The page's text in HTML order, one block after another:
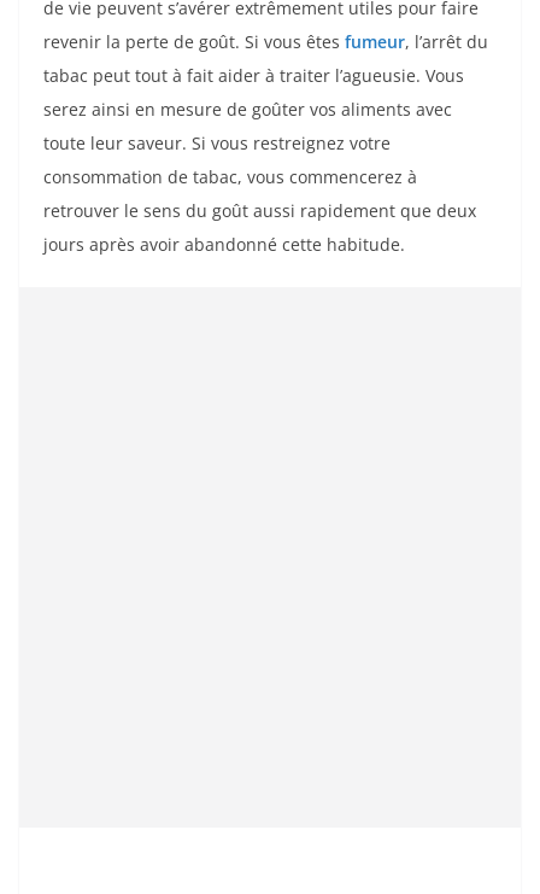
de vie peuvent s’avérer extrêmement utiles pour faire
revenir la perte de goût. Si vous êtes fumeur, l’arrêt du
tabac peut tout à fait aider à traiter l’agueusie. Vous
serez ainsi en mesure de goûter vos aliments avec
toute leur saveur. Si vous restreignez votre
consommation de tabac, vous commencerez à
retrouver le sens du goût aussi rapidement que deux
jours après avoir abandonné cette habitude.